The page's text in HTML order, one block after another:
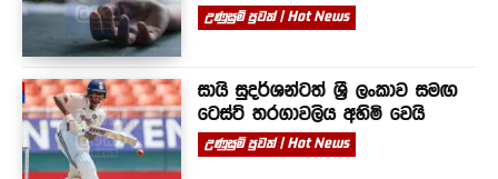
උණුසුම් පුවත් | Hot News
සායි සුදර්ශන්ටත් ශ්‍රී ලංකාව සමඟ
ටෙස්ට් තරගාවලිය අහිමි වෙයි
උණුසුම් පුවත් | Hot News